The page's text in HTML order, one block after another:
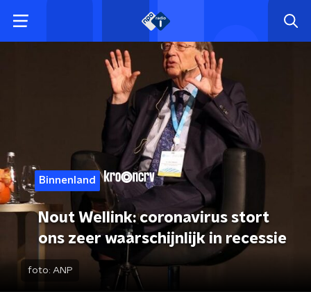
Binnenland
Nout Wellink: coronavirus stort
ons zeer waarschijnlijk in recessie
foto: ANP